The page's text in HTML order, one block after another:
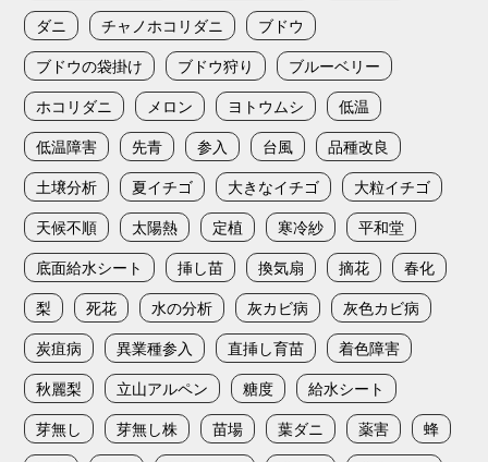
ダニ
チャノホコリダニ
ブドウ
ブドウの袋掛け
ブドウ狩り
ブルーベリー
ホコリダニ
メロン ヨトウムシ
低温
低温障害
先青 参入 台風
品種改良
土壌分析
夏イチゴ 大きなイチゴ
大粒イチゴ
天候不順
太陽熱 定植 寒冷紗
平和堂
底面給水シート
挿し苗 換気扇 摘花
春化
梨
死花 水の分析 灰カビ病
灰色カビ病
炭疽病
異業種参入 直挿し育苗
着色障害
秋麗梨
立山アルペン 糖度
給水シート
芽無し
芽無し株 苗場 葉ダニ 薬害
蜂